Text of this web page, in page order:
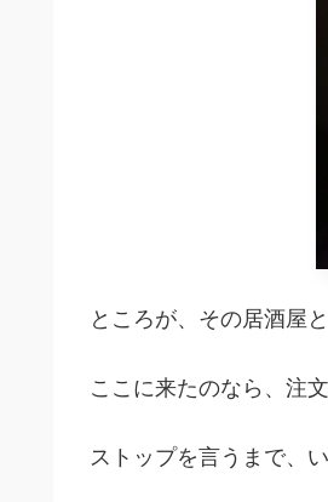
ところが、その居酒屋
ここに来たのなら、注
ストップを言うまで、